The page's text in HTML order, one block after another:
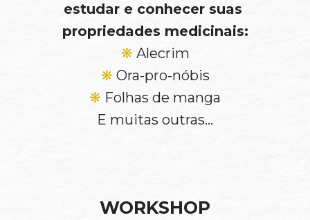
estudar e conhecer suas
propriedades medicinais:
❋ Alecrim
❋ Ora-pro-nóbis
❋ Folhas de manga
E muitas outras…
WORKSHOP